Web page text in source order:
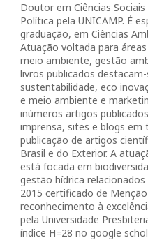
Doutor em Ciências
Política pela UNICAMP. É
graduação, em Ciências
Atuação voltada para
meio ambiente, gestão
livros publicados
sustentabilidade, eco
e meio ambiente e
inúmeros artigos
imprensa, sites e blogs em
publicação de artigos
Brasil e do Exterior. A
está focada em
gestão hídrica
2015 certificado de
reconhecimento à
pela Universidade
índice H=28 no google